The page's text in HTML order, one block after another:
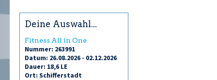
Deine Auswahl...
Fitness All in One
Nummer: 263991
Datum: 26.08.2026 - 02.12.2026
Dauer: 18,6 LE
Ort: Schifferstadt